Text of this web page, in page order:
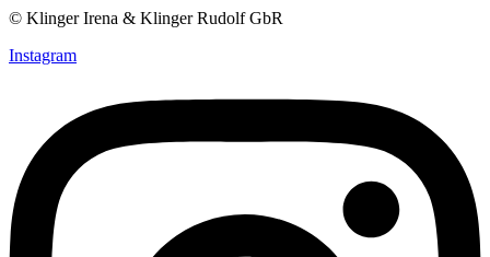
© Klinger Irena & Klinger Rudolf GbR
Instagram